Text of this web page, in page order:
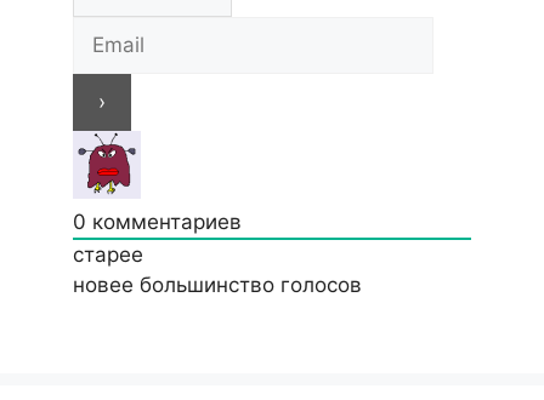
0 комментариев
старее
новее большинство голосов